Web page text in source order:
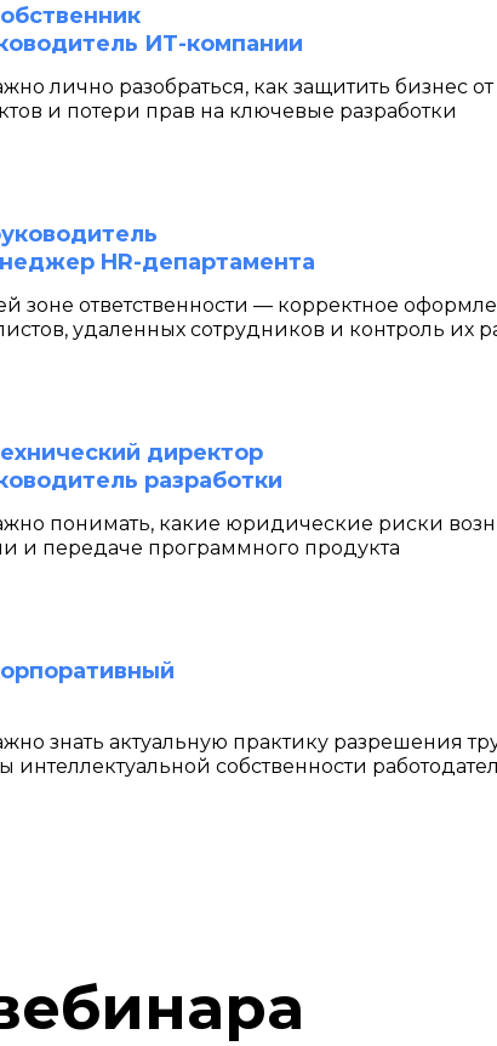
ИТ-компании
лично разобраться, как защитить бизнес
и потери прав на ключевые разработки
HR-департамента
зоне ответственности — корректное
удаленных сотрудников и контроль их
директор
разработки
понимать, какие юридические риски
и передаче программного продукта
знать актуальную практику разрешения
интеллектуальной собственности